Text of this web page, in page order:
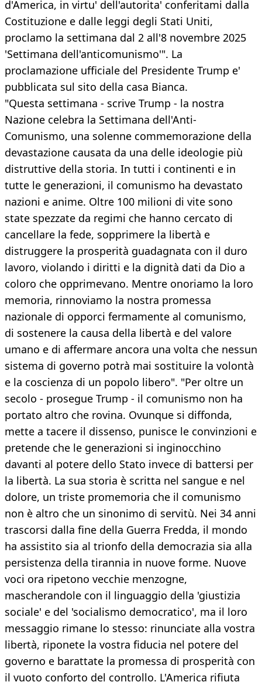
d'America, in virtu' dell'autorita' conferitami dalla
Costituzione e dalle leggi degli Stati Uniti,
proclamo la settimana dal 2 all'8 novembre 2025
'Settimana dell'anticomunismo'". La
proclamazione ufficiale del Presidente Trump e'
pubblicata sul sito della casa Bianca.
"Questa settimana - scrive Trump - la nostra
Nazione celebra la Settimana dell'Anti-
Comunismo, una solenne commemorazione della
devastazione causata da una delle ideologie più
distruttive della storia. In tutti i continenti e in
tutte le generazioni, il comunismo ha devastato
nazioni e anime. Oltre 100 milioni di vite sono
state spezzate da regimi che hanno cercato di
cancellare la fede, sopprimere la libertà e
distruggere la prosperità guadagnata con il duro
lavoro, violando i diritti e la dignità dati da Dio a
coloro che opprimevano. Mentre onoriamo la loro
memoria, rinnoviamo la nostra promessa
nazionale di opporci fermamente al comunismo,
di sostenere la causa della libertà e del valore
umano e di affermare ancora una volta che nessun
sistema di governo potrà mai sostituire la volontà
e la coscienza di un popolo libero". "Per oltre un
secolo - prosegue Trump - il comunismo non ha
portato altro che rovina. Ovunque si diffonda,
mette a tacere il dissenso, punisce le convinzioni e
pretende che le generazioni si inginocchino
davanti al potere dello Stato invece di battersi per
la libertà. La sua storia è scritta nel sangue e nel
dolore, un triste promemoria che il comunismo
non è altro che un sinonimo di servitù. Nei 34 anni
trascorsi dalla fine della Guerra Fredda, il mondo
ha assistito sia al trionfo della democrazia sia alla
persistenza della tirannia in nuove forme. Nuove
voci ora ripetono vecchie menzogne,
mascherandole con il linguaggio della 'giustizia
sociale' e del 'socialismo democratico', ma il loro
messaggio rimane lo stesso: rinunciate alla vostra
libertà, riponete la vostra fiducia nel potere del
governo e barattate la promessa di prosperità con
il vuoto conforto del controllo. L'America rifiuta